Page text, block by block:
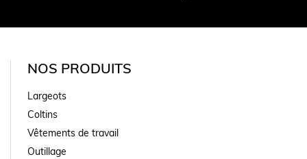
NOS PRODUITS
Largeots
Coltins
Vêtements de travail
Outillage